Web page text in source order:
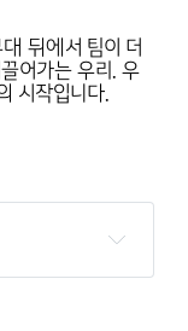
뒤에서 팀이 더
어가는 우리. 우
시작입니다.
자 🤔